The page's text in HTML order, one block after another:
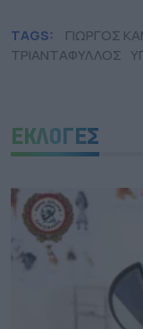
TAGS: ΓΙΩΡΓΟΣ
ΤΡΙΑΝΤΑΦΥΛΛΟΣ
ΕΚΛΟΓΕΣ